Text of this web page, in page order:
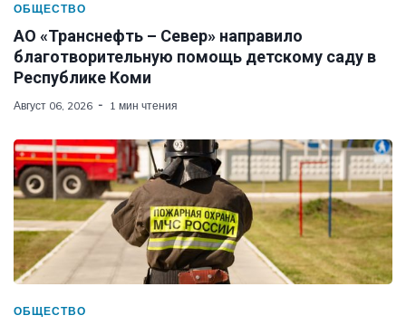
ОБЩЕСТВО
АО «Транснефть – Север» направило
благотворительную помощь детскому саду в
Республике Коми
Август 06, 2026 1 мин чтения
ОБЩЕСТВО